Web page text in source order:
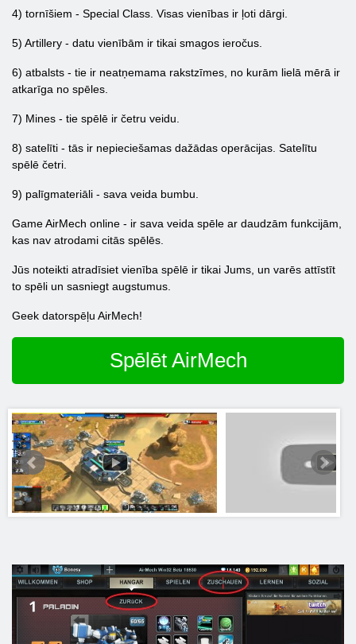
4) tornīšiem - Special Class. Visas vienības ir ļoti dārgi.
5) Artillery - datu vienībām ir tikai smagos ieročus.
6) atbalsts - tie ir neatņemama rakstzīmes, no kurām lielā mērā ir
atkarīga no spēles.
7) Mines - tie spēlē ir četru veidu.
8) satelīti - tās ir nepieciešamas dažādas operācijas. Satelītu
spēlē četri.
9) palīgmateriāli - sava veida bumbu.
Game AirMech online - ir sava veida spēle ar daudzām funkcijām,
kas nav atrodami citās spēlēs.
Jūs noteikti atradīsiet vienība spēlē ir tikai Jums, un varēs attīstīt
to spēli un sasniegt augstumus.
Geek datorspēļu AirMech!
Spēlēt AirMech